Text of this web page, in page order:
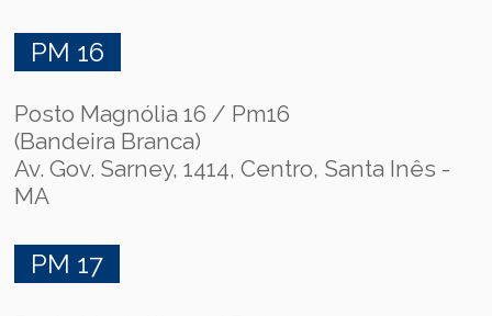
PM 16
Posto Magnólia 16 / Pm16
(Bandeira Branca)
Av. Gov. Sarney, 1414, Centro, Santa Inês -
MA
PM 17